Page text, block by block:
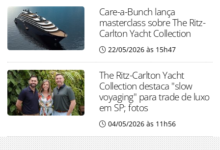
Care-a-Bunch lança
masterclass sobre The Ritz-
Carlton Yacht Collection
22/05/2026 às 15h47
The Ritz-Carlton Yacht
Collection destaca "slow
voyaging" para trade de luxo
em SP; fotos
04/05/2026 às 11h56